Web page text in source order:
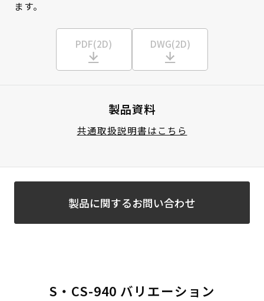
ます。
PDF(2D) DWG(2D)
製品資料
共通取扱説明書はこちら
製品に関するお問い合わせ
S・CS-940 バリエーション